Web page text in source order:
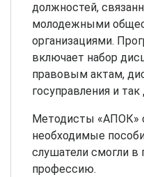
должностей,
молодежными
организациями.
включает набор
правовым актам,
госуправления и так
Методисты «АПОК»
необходимые
слушатели смогли в
профессию.